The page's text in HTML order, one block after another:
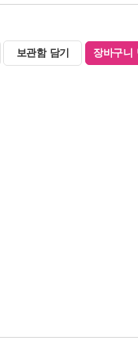
보관함 담기 장바구니